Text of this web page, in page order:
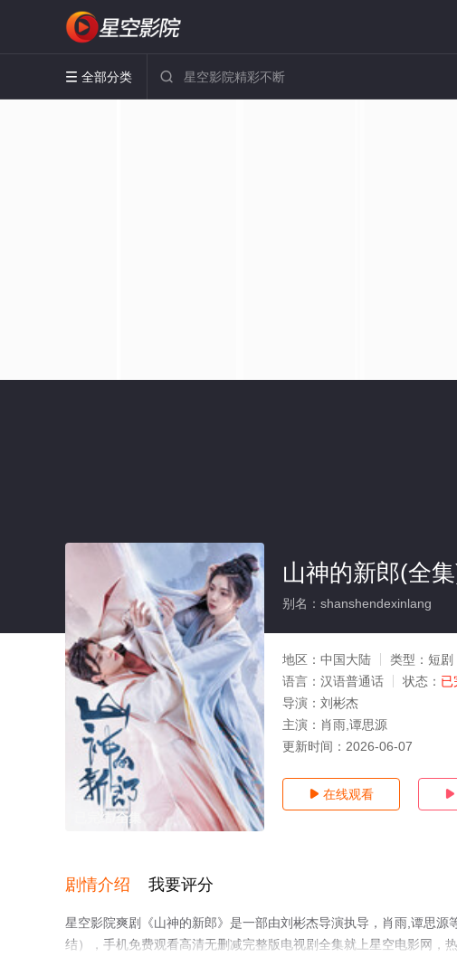
 全部分类 
已完结/全集
山神的新郎(全
别名：shanshendexinlang
地区： 中国大陆 类型： 短剧
语言： 汉语普通话 状态： 已
导演： 刘彬杰
主演： 肖雨,谭思源
更新时间： 2026-06-07
 在线观看 
剧情介绍 我要评分
星空影院爽剧《山神的新郎》是一部由刘彬杰导演执导，肖雨,谭思
结），手机免费观看高清无删减完整版电视剧全集就上星空电影网，